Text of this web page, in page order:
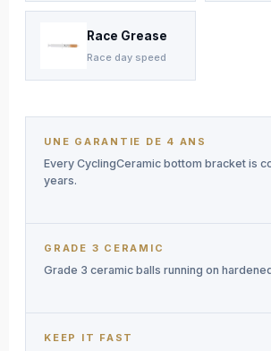
Race Grease
Race day speed
UNE GARANTIE DE 4 ANS
Every CyclingCeramic bottom bracket is
years.
GRADE 3 CERAMIC
Grade 3 ceramic balls running on
KEEP IT FAST